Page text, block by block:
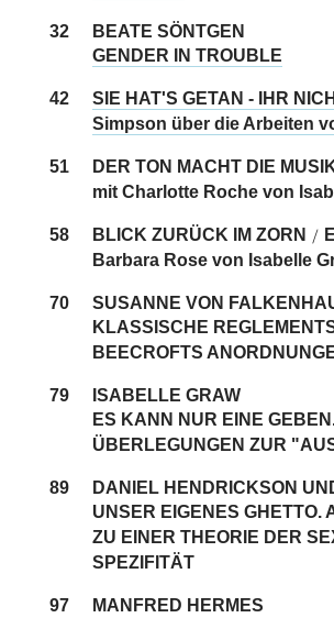
32
BEATE SÖNTGEN
GENDER IN TROUBLE
42 SIE HAT'S GETAN - IHR
Simpson über die Arbeiten
51 DER TON MACHT DIE
mit Charlotte Roche von
58 BLICK ZURÜCK IM ZORN /
Barbara Rose von Isabelle
70
SUSANNE VON
KLASSISCHE
BEECROFTS
79
ISABELLE GRAW
ES KANN NUR EINE
ÜBERLEGUNGEN ZUR
89
DANIEL HENDRICKSON
UNSER EIGENES GHETTO.
ZU EINER THEORIE DER
SPEZIFITÄT
97
MANFRED HERMES